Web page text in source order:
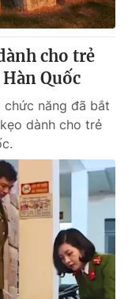
cho trẻ
Quốc
chức năng đã bắt
dành cho trẻ